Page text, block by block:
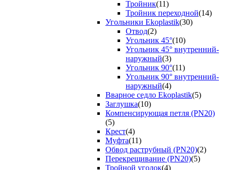
Тройник(11)
Тройник переходной(14)
Угольники Ekoplastik(30)
Отвод(2)
Угольник 45°(10)
Угольник 45° внутренний-
наружный(3)
Угольник 90°(11)
Угольник 90° внутренний-
наружный(4)
Вварное седло Ekoplastik(5)
Заглушка(10)
Компенсирующая петля (PN20)
(5)
Крест(4)
Муфта(11)
Обвод раструбный (PN20)(2)
Перекрещивание (PN20)(5)
Тройной уголок(4)